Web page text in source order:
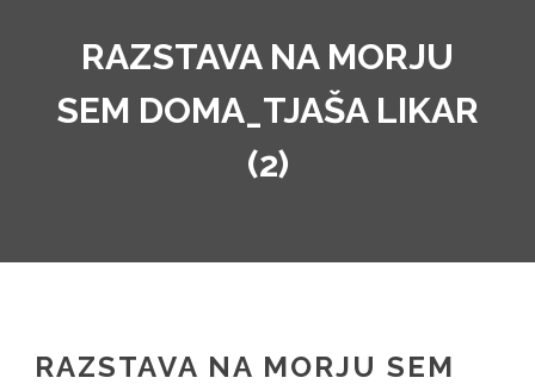
RAZSTAVA NA MORJU
SEM DOMA_TJAŠA LIKAR
(2)
RAZSTAVA NA MORJU SEM